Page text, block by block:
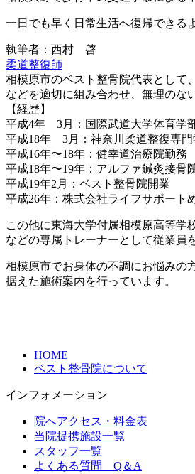
一日でも早く日常生活へ復帰できる
執筆者：西村 啓
柔道整復師
相模原市のベスト整骨院代表として
などを適切に組み合わせ、無理のな
【経歴】
平成4年 3月：国際武道大学体育学
平成18年 3月：神奈川柔道整復専門
平成16年〜18年：健幸道治療院勤務
平成18年〜19年：アルファ鍼灸接骨
平成19年2月：ベスト整骨院開業
平成26年：株式会社ライフサポート
この他に東海大学付属相模原高等学
などの専属トレーナーとして従業員
相模原市でお身体の不調にお悩みの
据えた施術案内を行っています。
HOME
ベスト整骨院について
インフォメーション
院へアクセス・料金表
当院提携施設一覧
スタッフ一覧
よくある質問 Q＆A